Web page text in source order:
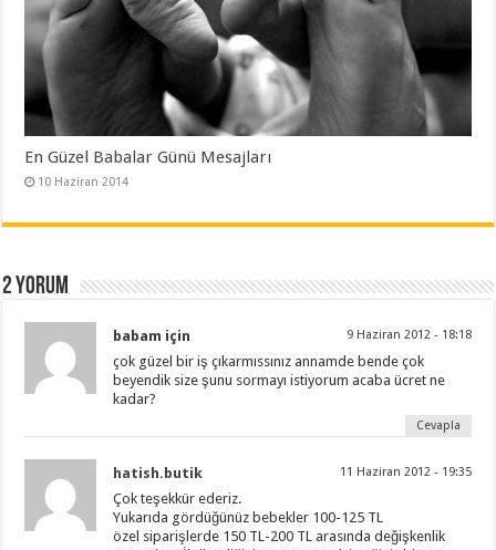
En Güzel Babalar Günü Mesajları
10 Haziran 2014
2 yorum
babam için 9 Haziran 2012 - 18:18
çok güzel bir iş çıkarmıssınız annamde bende çok
beyendik size şunu sormayı istiyorum acaba ücret ne
kadar?
Cevapla
hatish.butik 11 Haziran 2012 - 19:35
Çok teşekkür ederiz.
Yukarıda gördüğünüz bebekler 100-125 TL
özel siparişlerde 150 TL-200 TL arasında değişkenlik